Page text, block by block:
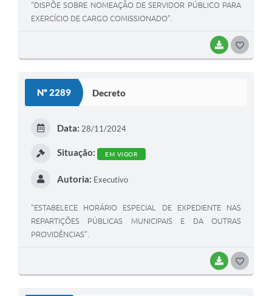
BAIXAR
“DISPÕE SOBRE NOMEAÇÃO DE SERVIDOR PÚBLICO PARA
EXERCÍCIO DE CARGO COMISSIONADO”.
Nº 2289 Decreto
BAIXAR
Data: 28/11/2024
Situação: EM VIGOR
Autoria: Executivo
"ESTABELECE HORÁRIO ESPECIAL DE EXPEDIENTE NAS
REPARTIÇÕES PÚBLICAS MUNICIPAIS E DA OUTRAS
PROVIDÊNCIAS".